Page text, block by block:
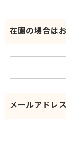
在園の場合は
メールアドレス